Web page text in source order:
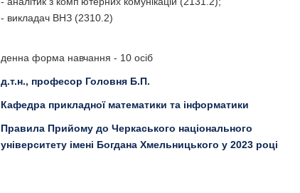
- викладач ВНЗ (2310.2)
денна форма навчання - 10 осіб
д.т.н., професор Головня Б.П.
Кафедра прикладної математики та інформатики
Правила Прийому до Черкаського національного
університету імені Богдана Хмельницького у 2023 році